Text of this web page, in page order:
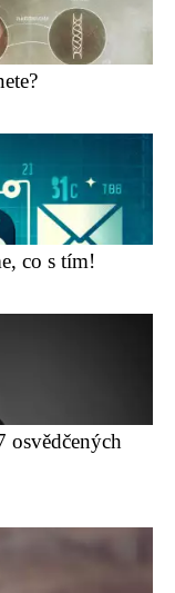
co s tím!
osvědčených